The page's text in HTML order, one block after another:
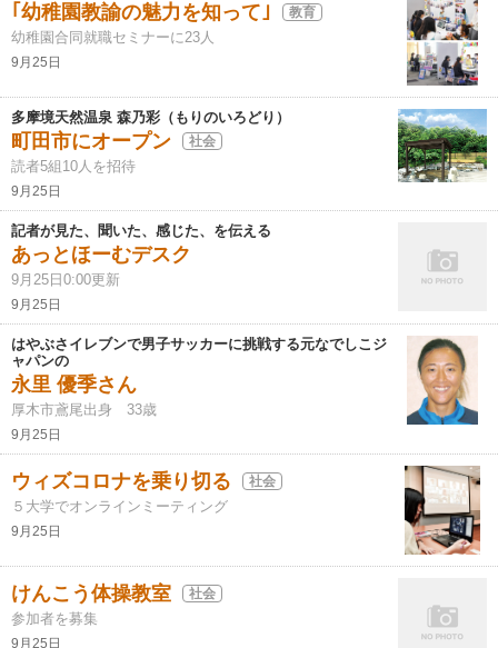
｢幼稚園教諭の魅力を知って｣ 教育
幼稚園合同就職セミナーに23人
9月25日
多摩境天然温泉 森乃彩（もりのいろどり）
町田市にオープン 社会
読者5組10人を招待
9月25日
記者が見た、聞いた、感じた、を伝える
あっとほーむデスク
9月25日0:00更新
9月25日
はやぶさイレブンで男子サッカーに挑戦する元なでしこジ
ャパンの
永里 優季さん
厚木市鳶尾出身 33歳
9月25日
ウィズコロナを乗り切る 社会
５大学でオンラインミーティング
9月25日
けんこう体操教室 社会
参加者を募集
9月25日